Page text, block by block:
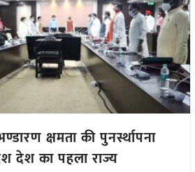
क्षमता की पुनर्स्थापना
देश का पहला राज्य